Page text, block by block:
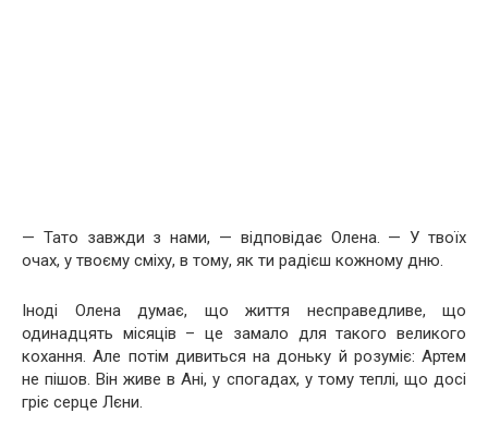
— Тато завжди з нами, — відповідає Олена. — У твоїх
очах, у твоєму сміху, в тому, як ти радієш кожному дню.
Іноді Олена думає, що життя несправедливе, що
одинадцять місяців – це замало для такого великого
кохання. Але потім дивиться на доньку й розуміє: Артем
не пішов. Він живе в Ані, у спогадах, у тому теплі, що досі
гріє серце Лєни.